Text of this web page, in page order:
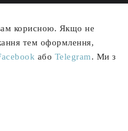
корисною. Якщо не
тем оформлення,
або Telegram. Ми з